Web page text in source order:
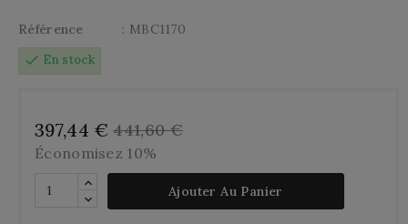
Référence
: MBC1170
check En stock
397,44 € 441,60 €
Économisez 10%
Ajouter Au Panier